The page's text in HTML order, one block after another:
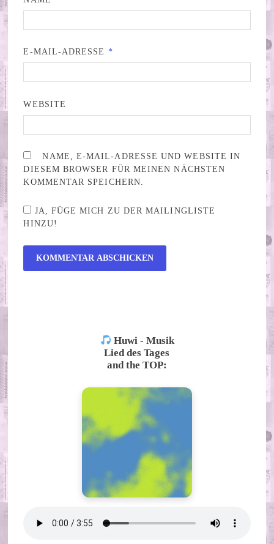
E-MAIL-ADRESSE *
WEBSITE
NAME, E-MAIL-ADRESSE UND WEBSITE IN
DIESEM BROWSER FÜR MEINEN NÄCHSTEN
KOMMENTAR SPEICHERN.
JA, FÜGE MICH ZU DER MAILINGLISTE
HINZU!
Huwi - Musik
Lied des Tages
and the TOP: